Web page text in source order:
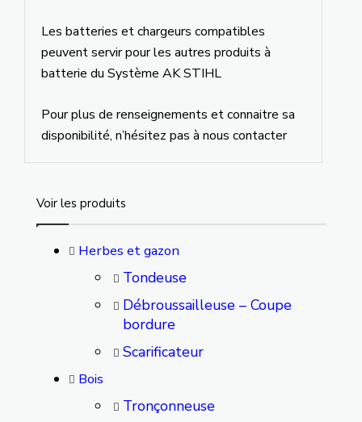
Les batteries et chargeurs compatibles
peuvent servir pour les autres produits à
batterie du Système AK STIHL
Pour plus de renseignements et connaitre sa
disponibilité, n’hésitez pas à nous contacter
Voir les produits
Herbes et gazon
Tondeuse
Débroussailleuse – Coupe
bordure
Scarificateur
Bois
Tronçonneuse